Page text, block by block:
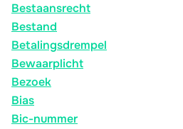
Bestaansrecht
Bestand
Betalingsdrempel
Bewaarplicht
Bezoek
Bias
Bic-nummer